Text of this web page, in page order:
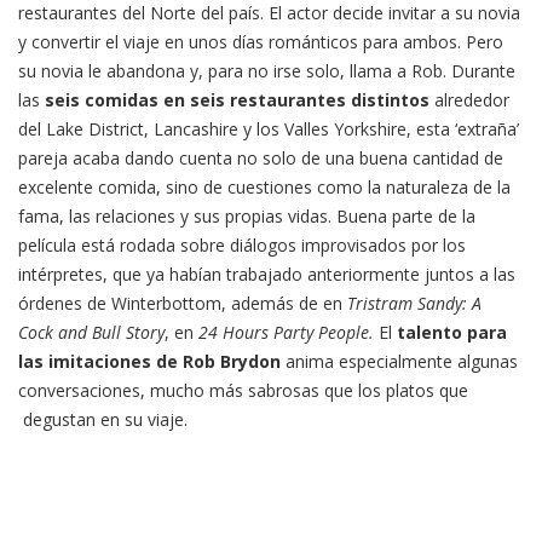
restaurantes del Norte del país. El actor decide invitar a su novia
y convertir el viaje en unos días románticos para ambos. Pero
su novia le abandona y, para no irse solo, llama a Rob. Durante
las seis comidas en seis restaurantes distintos alrededor
del Lake District, Lancashire y los Valles Yorkshire, esta ‘extraña’
pareja acaba dando cuenta no solo de una buena cantidad de
excelente comida, sino de cuestiones como la naturaleza de la
fama, las relaciones y sus propias vidas. Buena parte de la
película está rodada sobre diálogos improvisados por los
intérpretes, que ya habían trabajado anteriormente juntos a las
órdenes de Winterbottom, además de en Tristram Sandy: A
Cock and Bull Story, en 24 Hours Party People. El talento para
las imitaciones de Rob Brydon anima especialmente algunas
conversaciones, mucho más sabrosas que los platos que
degustan en su viaje.